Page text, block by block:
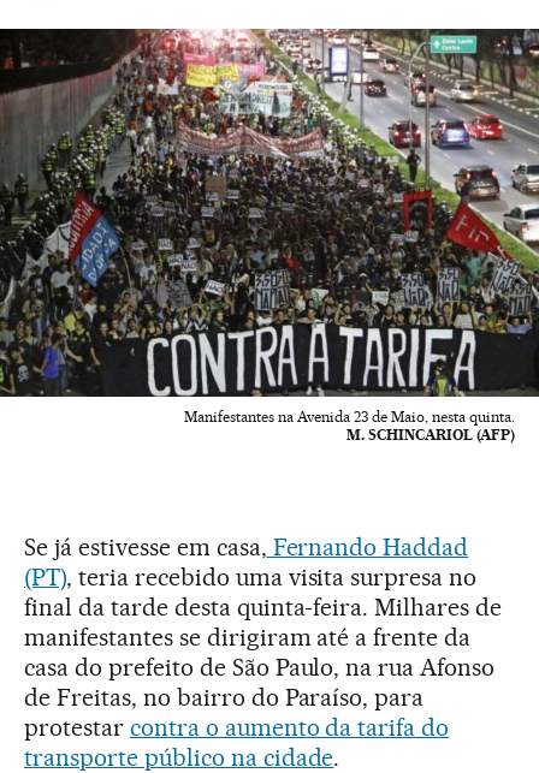
Manifestantes na Avenida 23 de Maio, nesta quinta.
M. SCHINCARIOL (AFP)
Se já estivesse em casa, Fernando Haddad
(PT), teria recebido uma visita surpresa no
final da tarde desta quinta-feira. Milhares de
manifestantes se dirigiram até a frente da
casa do prefeito de São Paulo, na rua Afonso
de Freitas, no bairro do Paraíso, para
protestar contra o aumento da tarifa do
transporte público na cidade.